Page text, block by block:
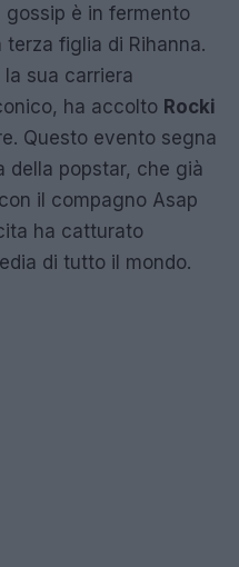
gossip è in fermento
figlia di Rihanna.
sua carriera
ha accolto Rocki
Questo evento segna
della popstar, che già
il compagno Asap
ha catturato
di tutto il mondo.